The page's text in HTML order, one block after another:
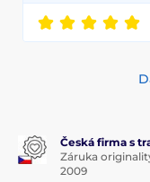
Česká firma s
Záruka
2009